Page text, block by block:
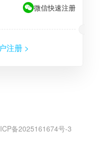
微信快速注册
注册 >
备2025161674号-3